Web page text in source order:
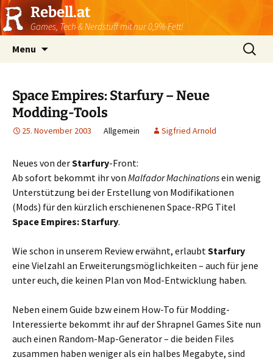
Rebell.at
Games, Tech & Nerdstuff mit nur 0,9% Fett!
Menu
Suchen
nach:
Space Empires: Starfury – Neue
Modding-Tools
25. November 2003 Allgemein Sigfried Arnold
Neues von derStarfury-Front:
Ab sofort bekommt ihr von Malfador Machinationsein wenig
Unterstützung bei der Erstellung von Modifikationen
(Mods) für den kürzlich erschienenen Space-RPG Titel
Space Empires: Starfury.
Wie schon in unserem Review erwähnt, erlaubtStarfury
eine Vielzahl an Erweiterungsmöglichkeiten – auch für jene
unter euch, die keinen Plan von Mod-Entwicklung haben.
Neben einem Guide bzw einem How-To für Modding-
Interessierte bekommt ihr auf der Shrapnel Games Site nun
auch einen Random-Map-Generator – die beiden Files
zusammen haben weniger als ein halbes Megabyte, sind